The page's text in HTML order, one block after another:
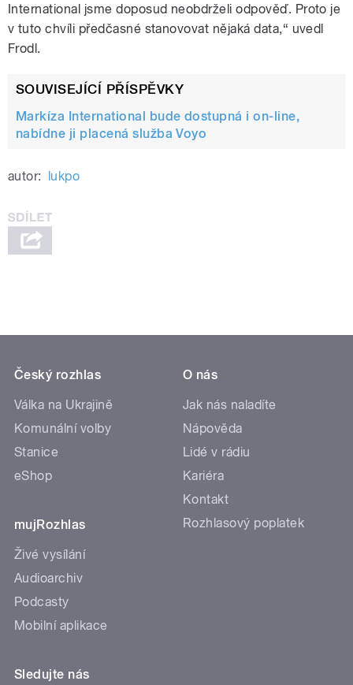
International jsme doposud neobdrželi odpověď. Proto je
v tuto chvíli předčasné stanovovat nějaká data,“ uvedl
Frodl.
SOUVISEJÍCÍ PŘÍSPĚVKY
Markíza International bude dostupná i on-line,
nabídne ji placená služba Voyo
autor: lukpo
Český rozhlas
Válka na Ukrajině
Komunální volby
Stanice
eShop
mujRozhlas
Živé vysílání
Audioarchiv
Podcasty
Mobilní aplikace
O nás
Jak nás naladíte
Nápověda
Lidé v rádiu
Kariéra
Kontakt
Rozhlasový poplatek
Sledujte nás